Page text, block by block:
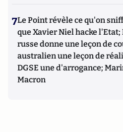
7Le Point révèle ce qu'on
que Xavier Niel hacke l'Etat;
russe donne une leçon de
australien une leçon de
DGSE une d'arrogance;
Macron